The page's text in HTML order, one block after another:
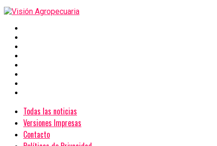
Todas las noticias
Versiones Impresas
Contacto